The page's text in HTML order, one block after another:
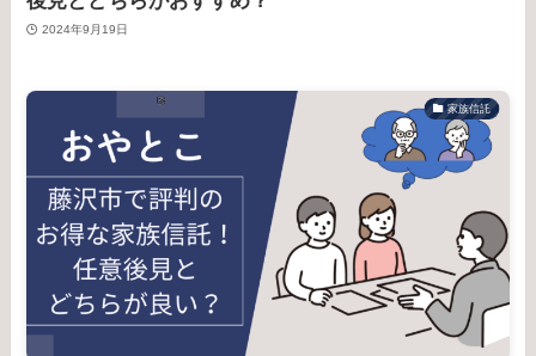
2024年9月19日
家族信託